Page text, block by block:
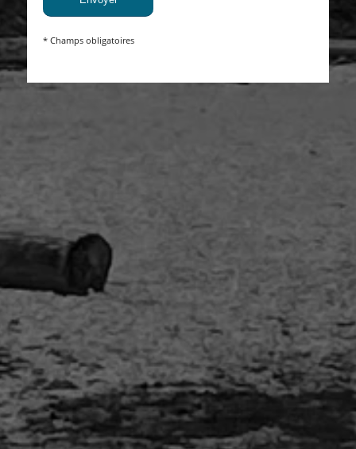
* Champs obligatoires